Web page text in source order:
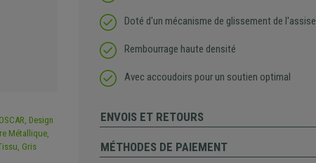
Doté d'un mécanisme de glissement de l'assise
Rembourrage haute densité
Avec accoudoirs pour un soutien optimal
ENVOIS ET RETOURS
MÉTHODES DE PAIEMENT